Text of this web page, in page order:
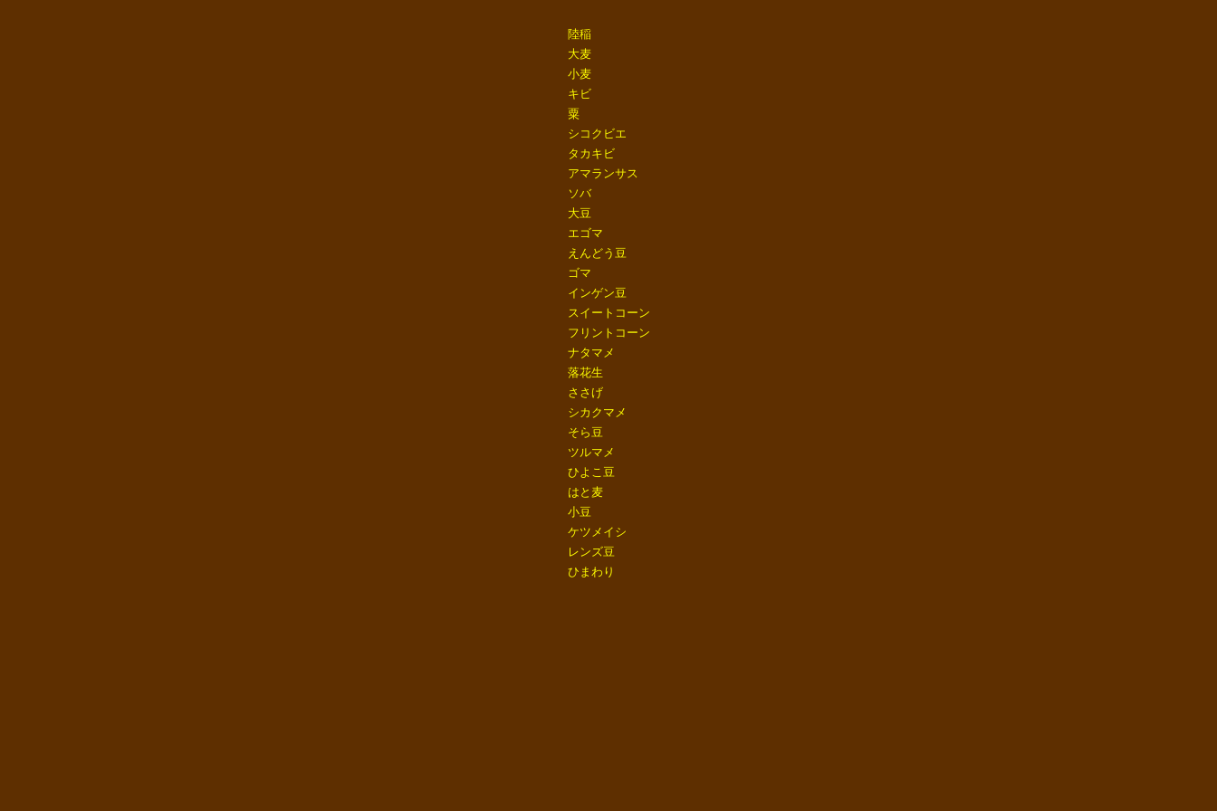
陸稲
大麦
小麦
キビ
粟
シコクビエ
タカキビ
アマランサス
ソバ
大豆
エゴマ
えんどう豆
ゴマ
インゲン豆
スイートコーン
フリントコーン
ナタマメ
落花生
ささげ
シカクマメ
そら豆
ツルマメ
ひよこ豆
はと麦
小豆
ケツメイシ
レンズ豆
ひまわり